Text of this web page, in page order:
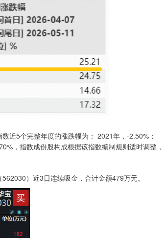
5个完整年度的涨跌幅为： 2021年，-2.50%；
，指数成份股构成根据该指数编制规则适时调整，
）近3日连续吸金，合计金额479万元。